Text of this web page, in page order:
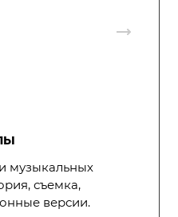
музыкальных
съемка,
версии.